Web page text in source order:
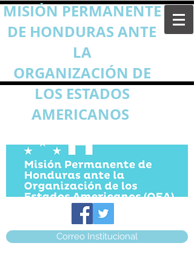
MISIÓN PERMANENTE
DE HONDURAS ANTE
LA
ORGANIZACIÓN DE
LOS ESTADOS
AMERICANOS
Correo Institucional